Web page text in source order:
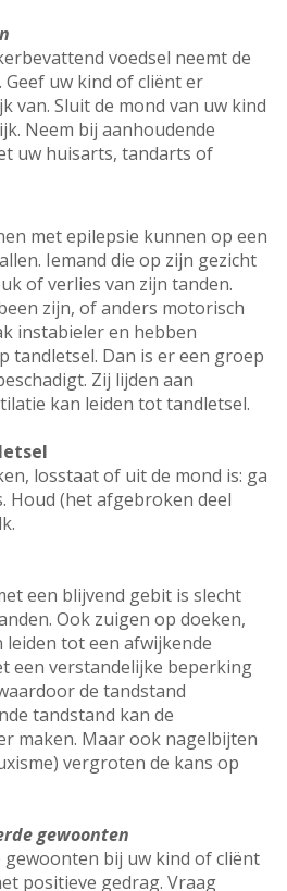
voedsel neemt de
uw kind of cliënt er
van. Sluit de mond van uw kind
Neem bij aanhoudende
uw huisarts, tandarts of
met epilepsie kunnen op een
Iemand die op zijn gezicht
of verlies van zijn tanden.
zijn, of anders motorisch
instabieler en hebben
tandletsel. Dan is er een groep
Zij lijden aan
kan leiden tot tandletsel.
losstaat of uit de mond is: ga
Houd (het afgebroken deel
een blijvend gebit is slecht
Ook zuigen op doeken,
tot een afwijkende
een verstandelijke beperking
de tandstand
tandstand kan de
maken. Maar ook nagelbijten
vergroten de kans op
gewoonten
bij uw kind of cliënt
positieve gedrag. Vraag